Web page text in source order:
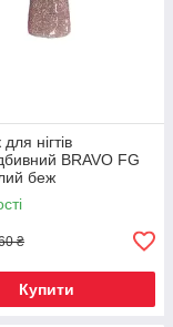
нігтів
BRAVO FG
беж
₴
Купити